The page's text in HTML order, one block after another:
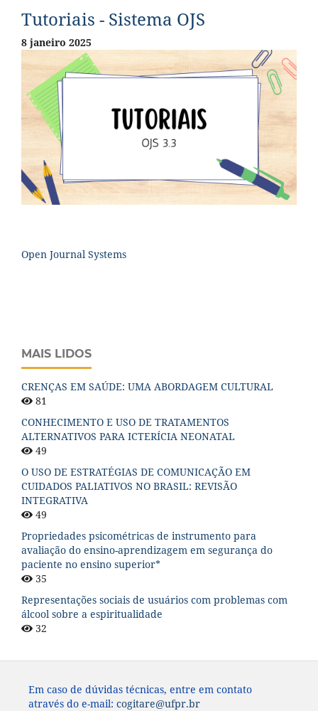
Tutoriais - Sistema OJS
8 janeiro 2025
Open Journal Systems
MAIS LIDOS
CRENÇAS EM SAÚDE: UMA ABORDAGEM CULTURAL
81
CONHECIMENTO E USO DE TRATAMENTOS
ALTERNATIVOS PARA ICTERÍCIA NEONATAL
49
O USO DE ESTRATÉGIAS DE COMUNICAÇÃO EM
CUIDADOS PALIATIVOS NO BRASIL: REVISÃO
INTEGRATIVA
49
Propriedades psicométricas de instrumento para
avaliação do ensino-aprendizagem em segurança do
paciente no ensino superior*
35
Representações sociais de usuários com problemas com
álcool sobre a espiritualidade
32
Em caso de dúvidas técnicas, entre em contato
através do e-mail: cogitare@ufpr.br